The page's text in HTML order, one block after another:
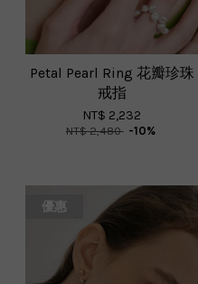
Petal Pearl Ring 花瓣珍珠
戒指
NT$ 2,232
NT$ 2,480 -10%
優惠